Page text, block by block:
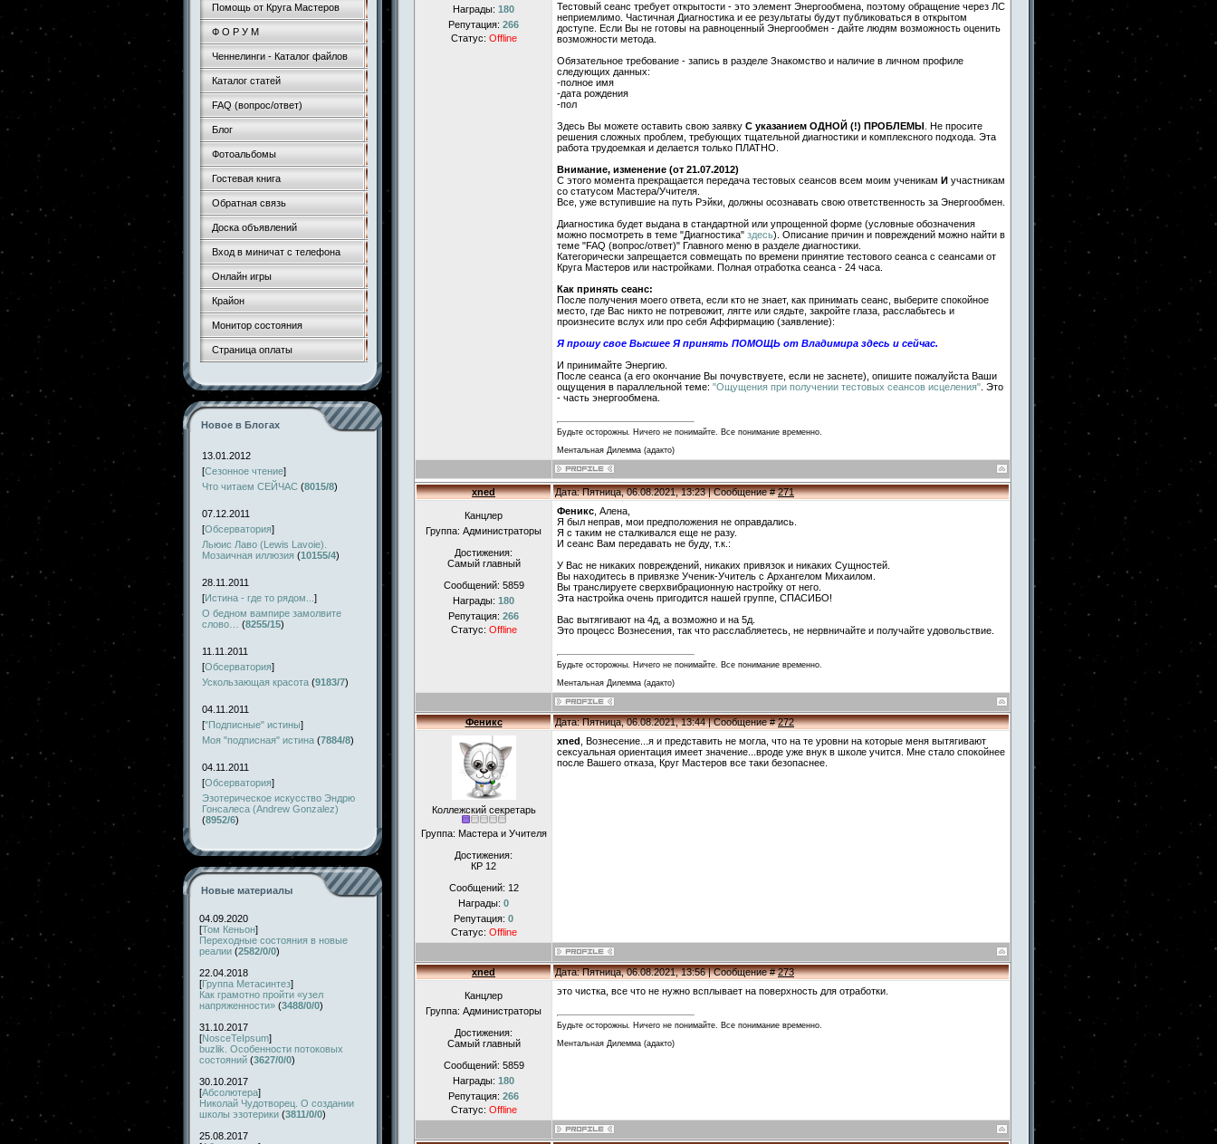
Помощь от Круга Мастеров
Ф О Р У М
Ченнелинги - Каталог файлов
Каталог статей
FAQ (вопрос/ответ)
Блог
Фотоальбомы
Гостевая книга
Обратная связь
Доска объявлений
Вход в миничат с телефона
Онлайн игры
Крайон
Монитор состояния
Страница оплаты
Новое в Блогах
13.01.2012
[Сезонное чтение]
Что читаем СЕЙЧАС (8015/8)
07.12.2011
[Обсерватория]
Льюис Лаво (Lewis Lavoie).
Мозаичная иллюзия (10155/4)
28.11.2011
[Истина - где то рядом... ]
О бедном вампире замолвите
слово…
(8255/15)
11.11.2011
[Обсерватория]
Ускользающая красота (9183/7)
04.11.2011
["Подписные" истины]
Моя "подписная" истина (7884/8)
04.11.2011
[Обсерватория]
Эзотерическое искусство Эндрю
Гонсалеса (Andrew Gonzalez)
(8952/6)
Новые материалы
04.09.2020
[Том Кеньон]
Переходные состояния в новые
реалии (2582/0/0)
22.04.2018
[Группа Метасинтез]
Как грамотно пройти «узел
напряженности» (3488/0/0)
31.10.2017
[NosceTeIpsum]
buzlik. Особенности потоковых
состояний (3627/0/0)
30.10.2017
[Абсолютера]
Николай Чудотворец. О создании
школы эзотерики (3811/0/0)
25.08.2017
Награды: 180
Репутация: 266
Статус: Offline
Тестовый сеанс требует открытости - это элемент Энергообмена, поэтому обращение через ЛС
неприемлимо. Частичная Диагностика и ее результаты будут публиковаться в открытом
доступе. Если Вы не готовы на равноценный Энергообмен - дайте людям возможность оценить
возможности метода.
Обязательное требование - запись в разделе Знакомство и наличие в личном профиле
следующих данных:
-полное имя
-дата рождения
-пол
Здесь Вы можете оставить свою заявку С указанием ОДНОЙ (!) ПРОБЛЕМЫ . Не просите
решения сложных проблем, требующих тщательной диагностики и комплексного подхода. Эта
работа трудоемкая и делается только ПЛАТНО.
Внимание, изменение (от 21.07.2012)
С этого момента прекращается передача тестовых сеансов всем моим ученикам И участникам
со статусом Мастера/Учителя.
Все, уже вступившие на путь Рэйки, должны осознавать свою ответственность за Энергообмен.
Диагностика будет выдана в стандартной или упрощенной форме (условные обозначения
можно посмотреть в теме "Диагностика" здесь). Описание причин и повреждений можно найти в
теме "FAQ (вопрос/ответ)" Главного меню в разделе диагностики.
Категорически запрещается совмещать по времени принятие тестового сеанса с сеансами от
Круга Мастеров или настройками. Полная отработка сеанса - 24 часа.
Как принять сеанс:
После получения моего ответа, если кто не знает, как принимать сеанс, выберите спокойное
место, где Вас никто не потревожит, лягте или сядьте, закройте глаза, расслабьтесь и
произнесите вслух или про себя Аффирмацию (заявление):
Я прошу свое Высшее Я принять ПОМОЩЬ от Владимира здесь и сейчас.
И принимайте Энергию.
После сеанса (а его окончание Вы почувствуете, если не заснете), опишите пожалуйста Ваши
ощущения в параллельной теме: "Ощущения при получении тестовых сеансов исцеления" . Это
- часть энергообмена.
Будьте осторожны. Ничего не понимайте. Все понимание временно.
Ментальная Дилемма (адакто)
xned Дата: Пятница, 06.08.2021, 13:23 | Сообщение #271
Канцлер
Группа: Администраторы
Достижения:
Самый главный
Сообщений: 5859
Награды: 180
Репутация: 266
Статус: Offline
Феникс , Алена,
Я был неправ, мои предположения не оправдались.
Я с таким не сталкивался еще не разу.
И сеанс Вам передавать не буду, т.к.:
У Вас не никаких повреждений, никаких привязок и никаких Сущностей.
Вы находитесь в привязке Ученик-Учитель с Архангелом Михаилом.
Вы транслируете сверхвибрационную настройку от него.
Эта настройка очень пригодится нашей группе, СПАСИБО!
Вас вытягивают на 4д, а возможно и на 5д.
Это процесс Вознесения, так что расслабляетесь, не нервничайте и получайте удовольствие.
Будьте осторожны. Ничего не понимайте. Все понимание временно.
Ментальная Дилемма (адакто)
Феникс Дата: Пятница, 06.08.2021, 13:44 | Сообщение #272
Коллежский секретарь
Группа: Мастера и Учителя
Достижения:
КР 12
Сообщений: 12
Награды: 0
Репутация: 0
Статус: Offline
xned , Вознесение...я и представить не могла, что на те уровни на которые меня вытягивают
сексуальная ориентация имеет значение...вроде уже внук в школе учится. Мне стало спокойнее
после Вашего отказа, Круг Мастеров все таки безопаснее.
xned Дата: Пятница, 06.08.2021, 13:56 | Сообщение #273
Канцлер
Группа: Администраторы
Достижения:
Самый главный
Сообщений: 5859
Награды: 180
Репутация: 266
Статус: Offline
это чистка, все что не нужно всплывает на поверхность для отработки.
Будьте осторожны. Ничего не понимайте. Все понимание временно.
Ментальная Дилемма (адакто)